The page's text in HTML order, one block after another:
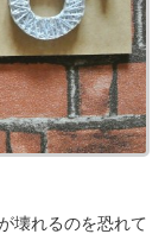
壊れるのを恐れて